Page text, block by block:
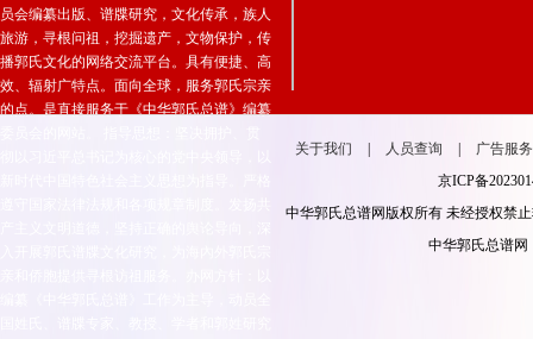
员会编纂出版、谱牒研究，文化传承，族人
旅游，寻根问祖，挖掘遗产，文物保护，传
播郭氏文化的网络交流平台。具有便捷、高
效、辐射广特点。面向全球，服务郭氏宗亲
的点。是直接服务于《中华郭氏总谱》编纂
关于我们 人员查询
广告服
京ICP备
中华郭氏总谱网版权所有 未经授权禁
中华郭氏总谱